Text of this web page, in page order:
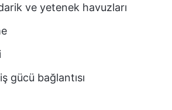
ve yetenek havuzları
gücü bağlantısı